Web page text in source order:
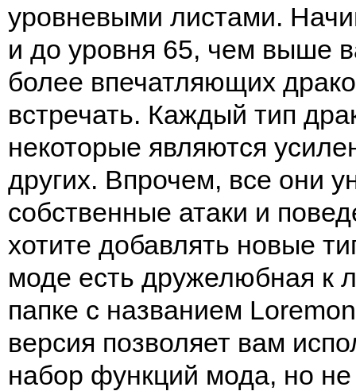
уровневыми листами.
и до уровня 65, чем выше
более впечатляющих
встречать. Каждый тип
некоторые являются
других. Впрочем, все они
собственные атаки и
хотите добавлять новые
моде есть дружелюбная к
папке с названием
версия позволяет вам
набор функций мода, но не